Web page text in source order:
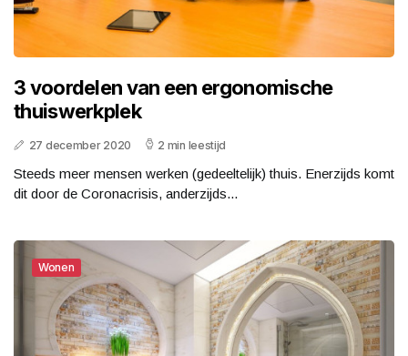
3 voordelen van een ergonomische
thuiswerkplek
27 december 2020 2 min leestijd
Steeds meer mensen werken (gedeeltelijk) thuis. Enerzijds komt
dit door de Coronacrisis, anderzijds...
Wonen